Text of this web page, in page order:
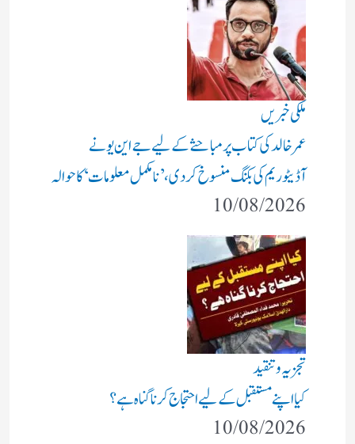
ملکی خبریں
عمر خالد کی کتاب پر مباحثے کے لیے جے این یو نے
آڈیٹوریم کی بکنگ منسوخ کردی، ’نامکمل معلومات‘ کا حوالہ
10/08/2026
تجزیہ و تنقید
کیا اپنے مستقبل کے لیے احتجاج کرنا گناہ ہے؟
10/08/2026